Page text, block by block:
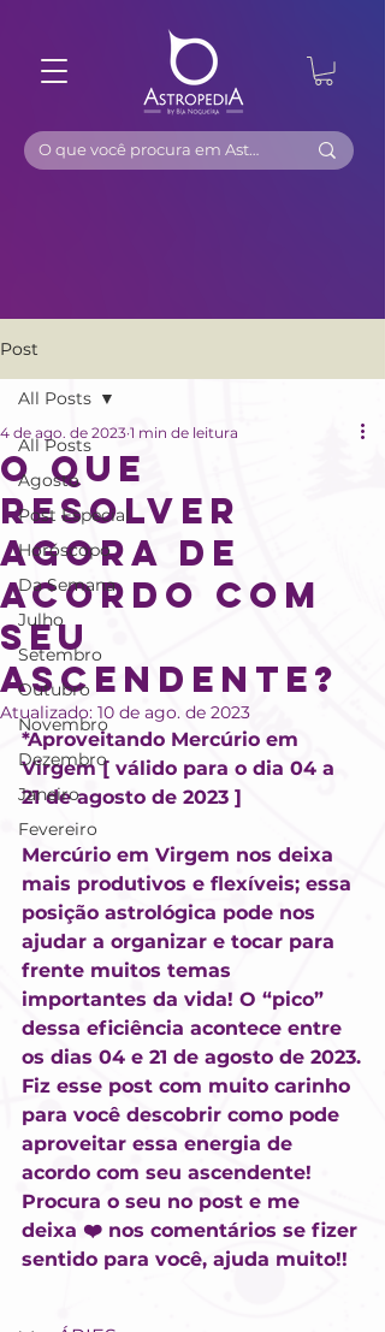
Post
All Posts
Agosto
Post Especial
Horóscopo
Da Semana
Julho
Setembro
Outubro
Novembro
Dezembro
Janeiro
Fevereiro
All Posts
O QUE
RESOLVER
AGORA DE
ACORDO COM
SEU
ASCENDENTE?
4 de ago. de 2023 1 min de leitura
Atualizado: 10 de ago. de 2023
*Aproveitando Mercúrio em
Virgem [ válido para o dia 04 a
21 de agosto de 2023 ]
Mercúrio em Virgem nos deixa
mais produtivos e flexíveis; essa
posição astrológica pode nos
ajudar a organizar e tocar para
frente muitos temas
importantes da vida! O “pico”
dessa eficiência acontece entre
os dias 04 e 21 de agosto de 2023.
Fiz esse post com muito carinho
para você descobrir como pode
aproveitar essa energia de
acordo com seu ascendente!
Procura o seu no post e me
deixa ❤️ nos comentários se fizer
sentido para você, ajuda muito!!